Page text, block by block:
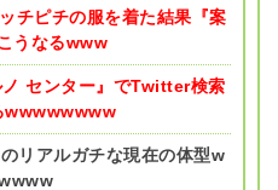
チピチの服を着た結果『案
うなるwww
ノ センター』でTwitter検索
wwwwwwww
リアルガチな現在の体型w